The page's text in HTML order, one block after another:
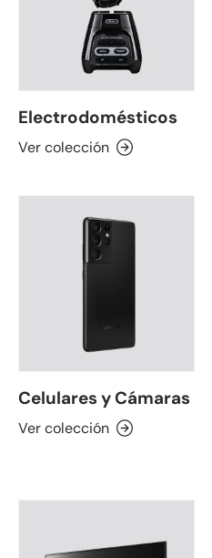
Electrodomésticos
Ver colección
Celulares y Cámaras
Ver colección